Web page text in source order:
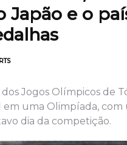
e o
Jogos Olímpicos de
em uma Olimpíada,
dia da competição.